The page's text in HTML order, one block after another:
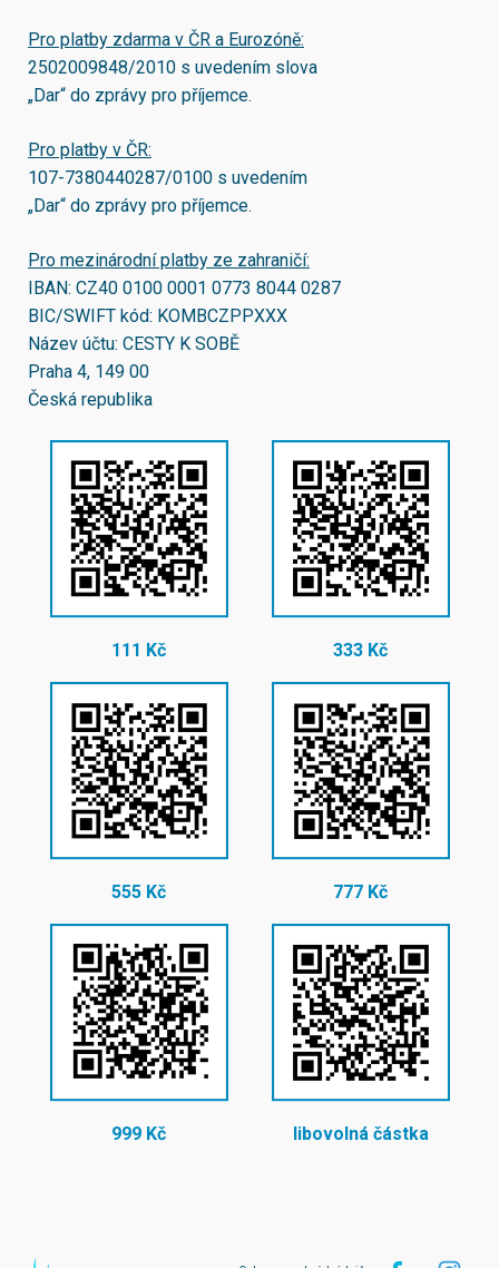
Pro platby zdarma v ČR a Eurozóně:
2502009848/2010 s uvedením slova
„Dar“ do zprávy pro příjemce.
Pro platby v ČR:
107-7380440287/0100 s uvedením
„Dar“ do zprávy pro příjemce.
Pro mezinárodní platby ze zahraničí:
IBAN: CZ40 0100 0001 0773 8044 0287
BIC/SWIFT kód: KOMBCZPPXXX
Název účtu: CESTY K SOBĚ
Praha 4, 149 00
Česká republika
111 Kč 333 Kč
555 Kč 777 Kč
999 Kč libovolná částka